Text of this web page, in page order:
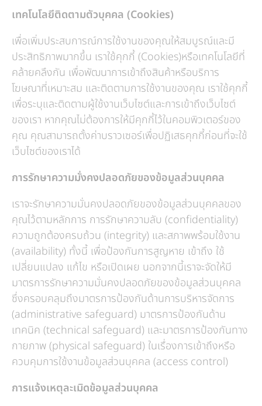
เทคโนโลยีติดตามตัวบุคคล (Cookies)
เพื่อเพิ่มประสบการณ์การใช้งานของคุณให้สมบูรณ์และมี
ประสิทธิภาพมากขึ้น เราใช้คุกกี้ (Cookies)หรือเทคโนโลยีที่
คล้ายคลึงกัน เพื่อพัฒนาการเข้าถึงสินค้าหรือบริการ
โฆษณาที่เหมาะสม และติดตามการใช้งานของคุณ เราใช้คุกกี้
เพื่อระบุและติดตามผู้ใช้งานเว็บไซต์และการเข้าถึงเว็บไซต์
ของเรา หากคุณไม่ต้องการให้มีคุกกี้ไว้ในคอมพิวเตอร์ของ
คุณ คุณสามารถตั้งค่าบราวเซอร์เพื่อปฏิเสธคุกกี้ก่อนที่จะใช้
เว็บไซต์ของเราได้
การรักษาความมั่งคงปลอดภัยของข้อมูลส่วนบุคคล
เราจะรักษาความมั่นคงปลอดภัยของข้อมูลส่วนบุคคลของ
คุณไว้ตามหลักการ การรักษาความลับ (confidentiality)
ความถูกต้องครบถ้วน (integrity) และสภาพพร้อมใช้งาน
(availability) ทั้งนี้ เพื่อป้องกันการสูญหาย เข้าถึง ใช้
เปลี่ยนแปลง แก้ไข หรือเปิดเผย นอกจากนี้เราจะจัดให้มี
มาตรการรักษาความมั่นคงปลอดภัยของข้อมูลส่วนบุคคล
ซึ่งครอบคลุมถึงมาตรการป้องกันด้านการบริหารจัดการ
(administrative safeguard) มาตรการป้องกันด้าน
เทคนิค (technical safeguard) และมาตรการป้องกันทาง
กายภาพ (physical safeguard) ในเรื่องการเข้าถึงหรือ
ควบคุมการใช้งานข้อมูลส่วนบุคคล (access control)
การแจ้งเหตุละเมิดข้อมูลส่วนบุคคล